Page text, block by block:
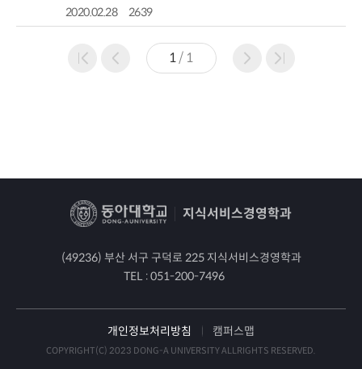
2020.02.28 2639
1/ 1
지식서비스경영학과
(49236) 부산 서구 구덕로 225 지식서비스경영학과
TEL :051-200-7496
개인정보처리방침 캠퍼스맵
COPYRIGHT(C) 2023 DONG-A UNIVERSITY ALLRIGHTS RESERVED.